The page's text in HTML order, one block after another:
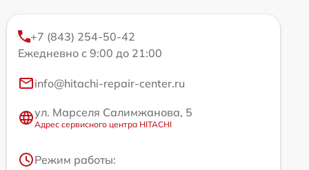
+7 (843) 254-50-42
Ежедневно с 9:00 до 21:00
info@hitachi-repair-center.ru
ул. Марселя Салимжанова, 5
Адрес сервисного центра HITACHI
Режим работы: